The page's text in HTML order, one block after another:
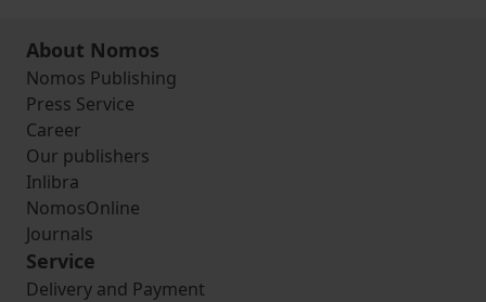
About Nomos
Nomos Publishing
Press Service
Career
Our publishers
Inlibra
NomosOnline
Journals
Service
Delivery and Payment